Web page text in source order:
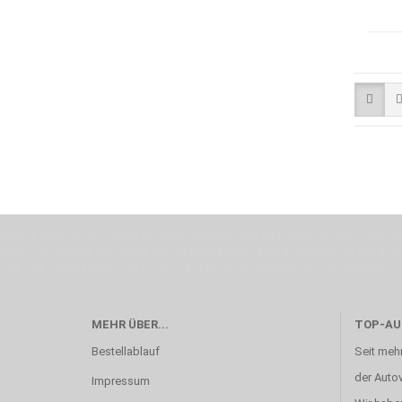
MEHR ÜBER...
Bestellablauf
Impressum
TOP-
Seit
der